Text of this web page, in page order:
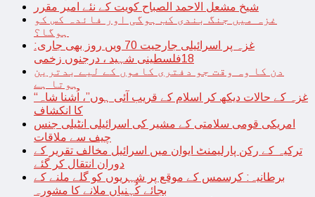
شیخ مشعل الاحمد الصباح کویت کے نئے امیر مقرر
غزہ میں جنگ بندی کب ہوگی اور فائدہ کس کو
ہوگا؟
غزہ پر اسرائیلی جارحیت 70 ویں روز بھی جاری:
18فلسطینی شہید ، درجنوں زخمی
دن کا وہ وقت جو دفتری کاموں کے لیے بدترین
ہوتا ہے
“غزہ کے حالات دیکھ کر اسلام کے قریب آئی ہوں”، اُشنا شاہ
کا انکشاف
امریکی قومی سلامتی کے مشیر کی اسرائیلی انٹیلی جنس
چیف سے ملاقات
ترکیہ کے رکن پارلیمنٹ ایوان میں اسرائیل مخالف تقریر کے
دوران انتقال کر گئے
برطانیہ: کرسمس کے موقع پر شہریوں کو گلے ملنے کے
بجائے کُہنیاں ملانے کا مشورہ